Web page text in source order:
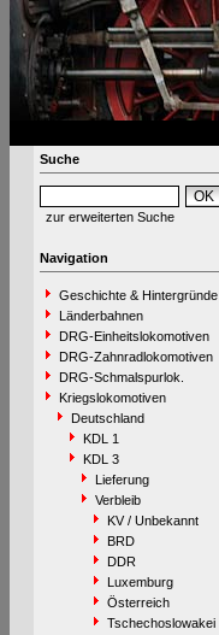
Suche
zur erweiterten Suche
Navigation
Geschichte & Hintergründe
Länderbahnen
DRG-Einheitslokomotiven
DRG-Zahnradlokomotiven
DRG-Schmalspurlok.
Kriegslokomotiven
Deutschland
KDL 1
KDL 3
Lieferung
Verbleib
KV / Unbekannt
BRD
DDR
Luxemburg
Österreich
Tschechoslowakei